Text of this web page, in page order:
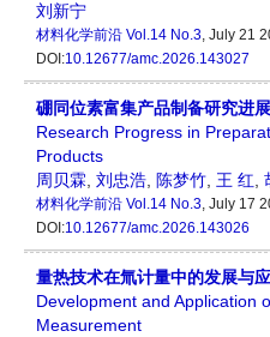
刘新宁
材料化学前沿 Vol.14 No.3, July 21
DOI:10.12677/amc.2026.143027
硼同位素富集产品制备研究进展
Research Progress in
Products
周贝霖 刘忠浩 陈梦竹 王 红
材料化学前沿 Vol.14 No.3, July 17
DOI:10.12677/amc.2026.143026
量热技术在氚计量中的发展与
Development and Application
Measurement